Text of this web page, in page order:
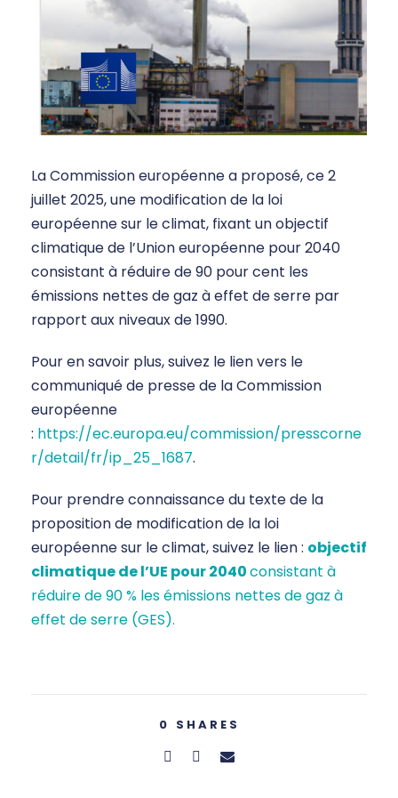
La Commission européenne a proposé, ce 2
juillet 2025, une modification de la loi
européenne sur le climat, fixant un objectif
climatique de l’Union européenne pour 2040
consistant à réduire de 90 pour cent les
émissions nettes de gaz à effet de serre par
rapport aux niveaux de 1990.
Pour en savoir plus, suivez le lien vers le
communiqué de presse de la Commission
européenne
: https://ec.europa.eu/commission/presscorne
r/detail/fr/ip_25_1687.
Pour prendre connaissance du texte de la
proposition de modification de la loi
européenne sur le climat, suivez le lien : objectif
climatique de l’UE pour 2040consistant à
réduire de 90 % les émissions nettes de gaz à
effet de serre (GES).
0 SHARES